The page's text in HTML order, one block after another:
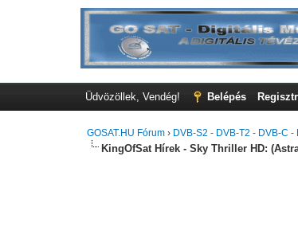
Üdvözöllek, Vendég! Belépés
GOSAT.HU Fórum › DVB-S2 - DVB-T2 - DVB-C -
KingOfSat Hírek - Sky Thriller HD: